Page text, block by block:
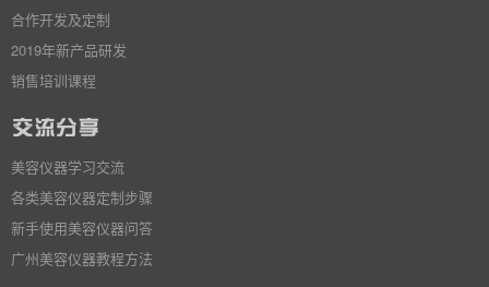
合作开发及定制
2019年新产品研发
销售培训课程
美容仪器学习交流
各类美容仪器定制步骤
新手使用美容仪器问答
广州美容仪器教程方法